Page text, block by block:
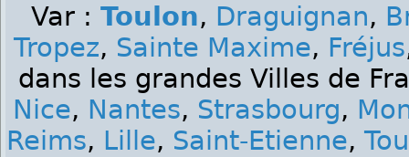
Var : Toulon, Draguignan,
Tropez, Sainte Maxime, Fréjus
dans les grandes Villes de
Nice, Nantes, Strasbourg,
Reims, Lille, Saint-Etienne,